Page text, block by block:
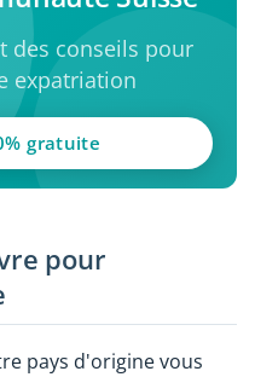
des conseils pour
expatriation
gratuite
pour
pays d'origine vous